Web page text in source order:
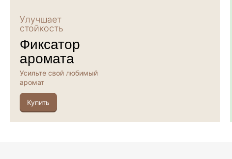
Улучшает
стойкость
Фиксатор
аромата
Усильте свой любимый
аромат
Купить